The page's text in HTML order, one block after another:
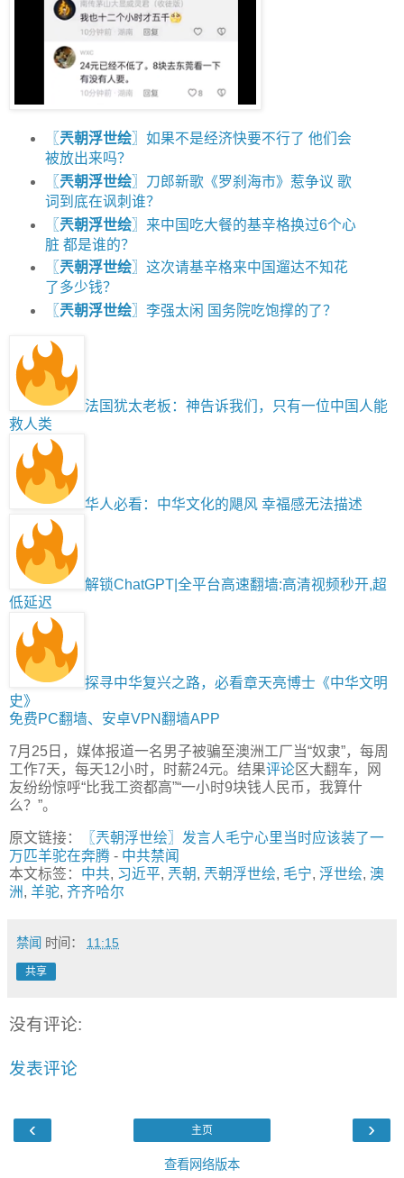
〖 兲朝浮世绘〗如果不是经济快要不行了 他们会
被放出来吗？
〖 兲朝浮世绘〗刀郎新歌《罗刹海市》惹争议 歌
词到底在讽刺谁？
〖 兲朝浮世绘〗来中国吃大餐的基辛格换过6个心
脏 都是谁的？
〖 兲朝浮世绘〗这次请基辛格来中国遛达不知花
了多少钱？
〖 兲朝浮世绘〗李强太闲 国务院吃饱撑的了？
法国犹太老板：神告诉我们，只有一位中国人能
救人类
华人必看：中华文化的飓风 幸福感无法描述
解锁ChatGPT|全平台高速翻墙:高清视频秒开,超
低延迟
探寻中华复兴之路，必看章天亮博士《中华文明
史》
免费PC翻墙、安卓VPN翻墙APP
7月25日，媒体报道一名男子被骗至澳洲工厂当“奴隶”，每周
工作7天，每天12小时，时薪24元。结果评论区大翻车，网
友纷纷惊呼“比我工资都高”“一小时9块钱人民币，我算什
么？”。
原文链接：
〖兲朝浮世绘〗发言人毛宁心里当时应该装了一
万匹羊驼在奔腾 - 中共禁闻
本文标签： 中共, 习近平, 兲朝, 兲朝浮世绘, 毛宁, 浮世绘, 澳
洲, 羊驼, 齐齐哈尔
禁闻 时间： 11:15
共享
没有评论:
发表评论
‹ ›
主页
查看网络版本